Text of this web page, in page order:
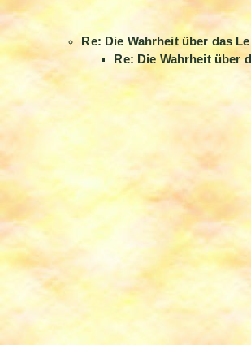
Re: Die Wahrheit über das
Re: Die Wahrheit über